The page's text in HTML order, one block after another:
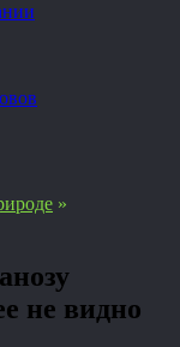
»
не видно